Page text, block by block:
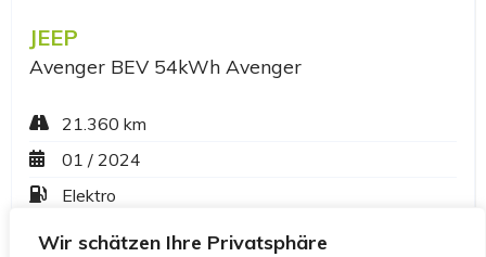
Wir schätzen Ihre Privatsphäre